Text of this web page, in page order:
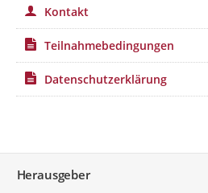
Kontakt
Teilnahmebedingungen
Datenschutzerklärung
Herausgeber